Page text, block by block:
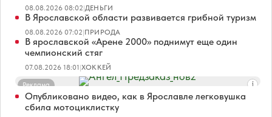
08.08.2026 08:02|ДЕНЬГИ
В Ярославской области развивается грибной туризм
08.08.2026 07:02|ПРИРОДА
В ярославской «Арене 2000» поднимут еще один
чемпионский стяг
07.08.2026 18:01|ХОККЕЙ
Реклама
Опубликовано видео, как в Ярославле легковушка
сбила мотоциклистку